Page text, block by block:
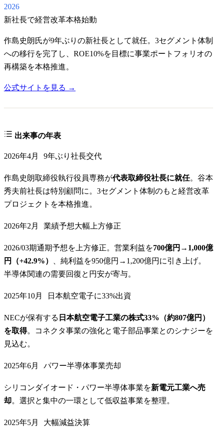
2026
新社長で経営改革本格始動
作島史朗氏が9年ぶりの新社長として就任。3セグメント体制
への移行を完了し、ROE10%を目標に事業ポートフォリオの
再構築を本格推進。
公式サイトを見る →
出来事の年表
2026年4月 9年ぶり社長交代
作島史朗取締役執行役員専務が代表取締役社長に就任。谷本
秀夫前社長は特別顧問に。3セグメント体制のもと経営改革
プロジェクトを本格推進。
2026年2月 業績予想大幅上方修正
2026/03期通期予想を上方修正。営業利益を700億円→1,000億
円（+42.9%）
、純利益を950億円→1,200億円に引き上げ。
半導体関連の需要回復と円安が寄与。
2025年10月 日本航空電子に33%出資
NECが保有する 日本航空電子工業の株式33%（約807億円）
を取得。コネクタ事業の強化と電子部品事業とのシナジーを
見込む。
2025年6月 パワー半導体事業売却
シリコンダイオード・パワー半導体事業を新電元工業へ売
却。選択と集中の一環として低収益事業を整理。
2025年5月 大幅減益決算